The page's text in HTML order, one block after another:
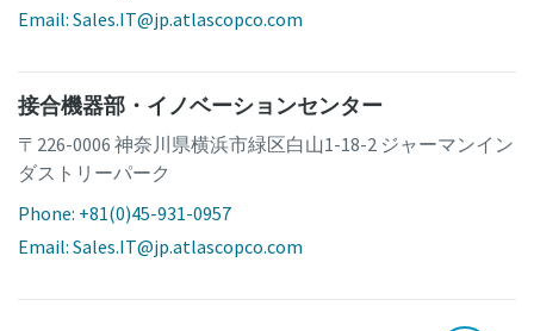
Email: Sales.IT@jp.atlascopco.com
接合機器部・イノベーションセンター
〒226-0006 神奈川県横浜市緑区白山1-18-2 ジャーマンイン
ダストリーパーク
Phone: +81(0)45-931-0957
Email: Sales.IT@jp.atlascopco.com